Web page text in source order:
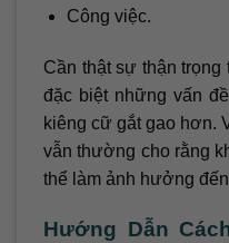
Công việc.
Cần thật sự thận
đặc biệt những vấn
kiêng cữ gắt gao hơn.
vẫn thường cho rằng
thể làm ảnh hưởng
Hướng Dẫn